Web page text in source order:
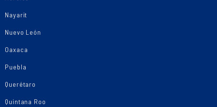
Nayarit
Nuevo León
Oaxaca
Puebla
Querétaro
Quintana Roo